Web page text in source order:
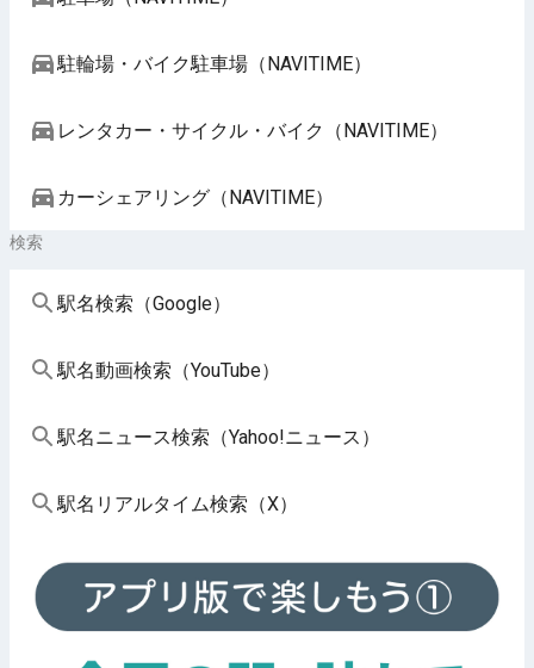
駐輪場・バイク駐車場（NAVITIME）
レンタカー・サイクル・バイク（NAVITIME）
カーシェアリング（NAVITIME）
検索
駅名検索（Google）
駅名動画検索（YouTube）
駅名ニュース検索（Yahoo!ニュース）
駅名リアルタイム検索（X）